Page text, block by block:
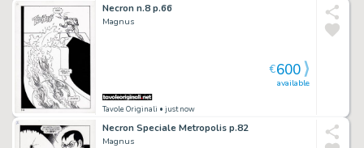
Necron n.8 p.66
Magnus
Tavole Originali • just now
available
€600
Necron Speciale Metropolis p.82
Magnus